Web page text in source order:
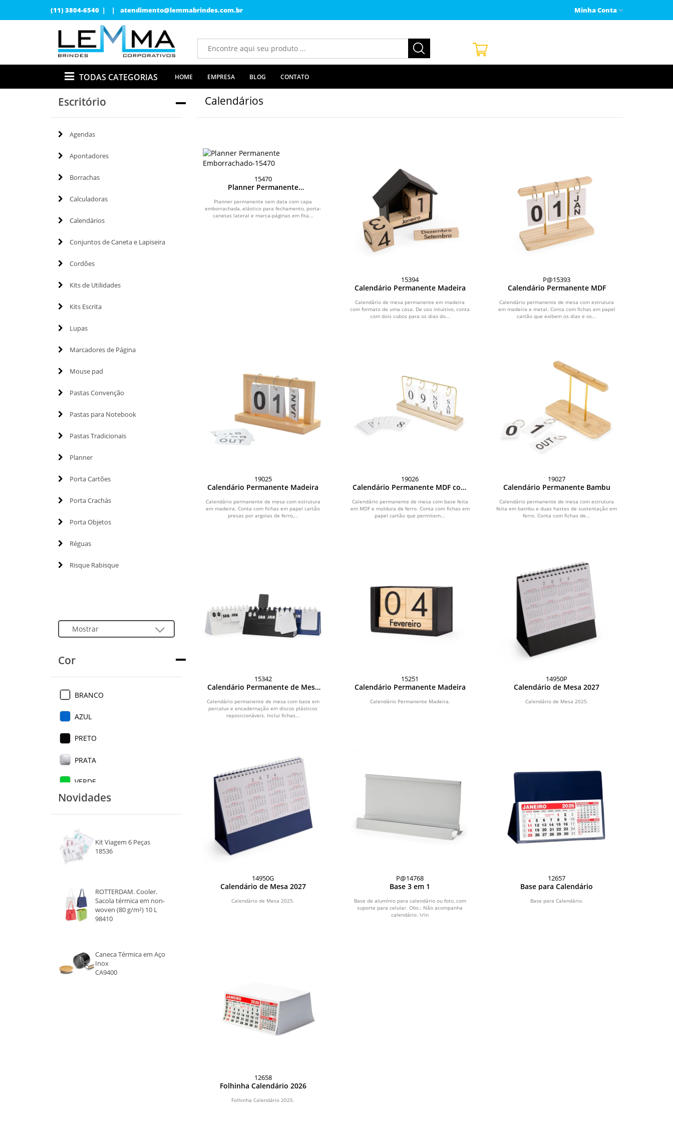
(11) 3804-6540 | | atendimento@lemmabrindes.com.br Minha Conta
TODAS CATEGORIAS HOME EMPRESA BLOG CONTATO
Escritório
Agendas
Apontadores
Borrachas
Calculadoras
Calendários
Conjuntos de Caneta e Lapiseira
Cordões
Kits de Utilidades
Kits Escrita
Lupas
Marcadores de Página
Mouse pad
Pastas Convenção
Pastas para Notebook
Pastas Tradicionais
Planner
Porta Cartões
Porta Crachás
Porta Objetos
Réguas
Risque Rabisque
Cor
BRANCO
AZUL
PRETO
PRATA
VERDE
VERMELHO
LARANJA
ROXO
CINZA
Novidades
Kit Viagem 6 Peças
18536
ROTTERDAM. Cooler.
Sacola térmica em non-
woven (80 g/m²) 10 L
98410
Caneca Térmica em Aço
Inox
CA9400
Calendários
15470
Planner Permanente
Planner permanente sem data com capa
emborrachada, elástico para fechamento, porta-
canetas lateral e marca-páginas em fita...
15394
Calendário Permanente Madeira
Calendário de mesa permanente em madeira
com formato de uma casa. De uso intuitivo, conta
com dois cubos para os dias do...
P@15393
Calendário Permanente MDF
Calendário permanente de mesa com estrutura
em madeira e metal. Conta com fichas em papel
cartão que exibem os dias e os...
19025
Calendário Permanente Madeira
Calendário permanente de mesa com estrutura
em madeira. Conta com fichas em papel cartão
presas por argolas de ferro,...
19026
Calendário Permanente MDF com
Calendário permanente de mesa com base feita
em MDF e moldura de ferro. Conta com fichas em
papel cartão que permitem...
19027
Calendário Permanente Bambu
Calendário permanente de mesa com estrutura
feita em bambu e duas hastes de sustentação em
ferro. Conta com fichas de...
15342
Calendário Permanente de Mesa
Calendário permanente de mesa com base em
percalux e encadernação em discos plásticos
reposicionáveis. Inclui fichas...
15251
Calendário Permanente Madeira
Calendário Permanente Madeira.
14950P
Calendário de Mesa 2027
Calendário de Mesa 2025.
14950G
Calendário de Mesa 2027
Calendário de Mesa 2025.
P@14768
Base 3 em 1
Base de alumínio para calendário ou foto, com
suporte para celular. Obs.: Não acompanha
calendário. \r\n
12657
Base para Calendário
Base para Calendário.
12658
Folhinha Calendário 2026
Folhinha Calendário 2025.